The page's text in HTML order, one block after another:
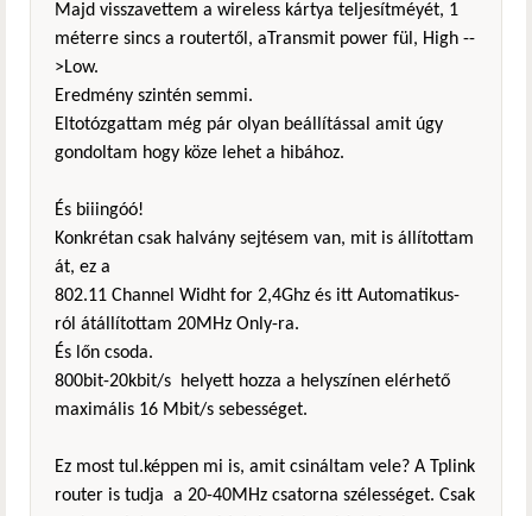
Majd visszavettem a wireless kártya teljesítméyét, 1
méterre sincs a routertől, aTransmit power fül, High --
>Low.
Eredmény szintén semmi.
Eltotózgattam még pár olyan beállítással amit úgy
gondoltam hogy köze lehet a hibához.
És biiingóó!
Konkrétan csak halvány sejtésem van, mit is állítottam
át, ez a
802.11 Channel Widht for 2,4Ghz és itt Automatikus-
ról átállítottam 20MHz Only-ra.
És lőn csoda.
800bit-20kbit/s helyett hozza a helyszínen elérhető
maximális 16 Mbit/s sebességet.
Ez most tul.képpen mi is, amit csináltam vele? A Tplink
router is tudja a 20-40MHz csatorna szélességet. Csak